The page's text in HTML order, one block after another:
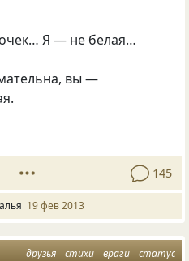
Я — не белая…
вы —
145
19 фев 2013
друзья стихи враги статус